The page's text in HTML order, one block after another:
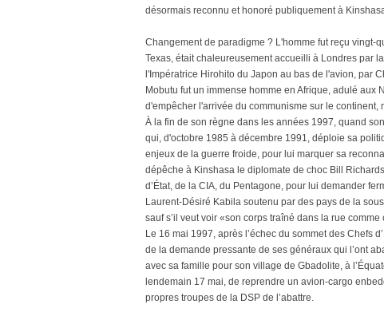
désormais reconnu et honoré publiquement à
Changement de paradigme ? L'homme fut reçu vingt-
Texas, était chaleureusement accueilli à Londres par
l'Impératrice Hirohito du Japon au bas de l'avion, par
Mobutu fut un immense homme en Afrique, adulé
d'empêcher l'arrivée du communisme sur le continent,
À la fin de son règne dans les années 1997, quand
qui, d'octobre 1985 à décembre 1991, déploie sa
enjeux de la guerre froide, pour lui marquer sa
dépêche à Kinshasa le diplomate de choc Bill
d’État, de la CIA, du Pentagone, pour lui demander
Laurent-Désiré Kabila soutenu par des pays de la
sauf s’il veut voir «son corps traîné dans la rue comme
Le 16 mai 1997, après l’échec du sommet des Chefs
de la demande pressante de ses généraux qui l’ont
avec sa famille pour son village de Gbadolite, à
lendemain 17 mai, de reprendre un avion-cargo
propres troupes de la DSP de l’abattre.